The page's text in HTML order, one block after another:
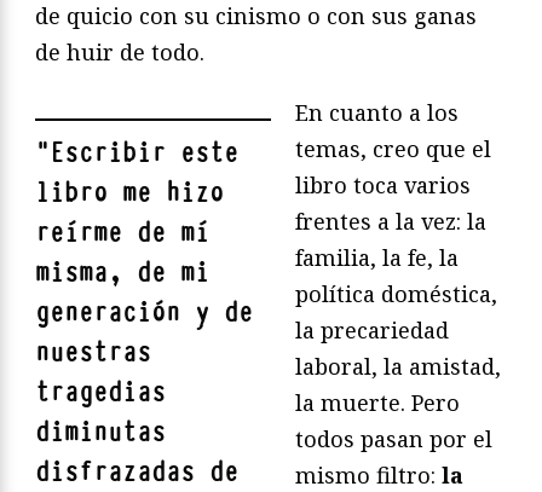
de quicio con su cinismo o con sus ganas
de huir de todo.
"Escribir este
libro me hizo
reírme de mí
misma, de mi
generación y de
nuestras
tragedias
diminutas
disfrazadas de
En cuanto a los
temas, creo que el
libro toca varios
frentes a la vez: la
familia, la fe, la
política doméstica,
la precariedad
laboral, la amistad,
la muerte. Pero
todos pasan por el
mismo filtro: la